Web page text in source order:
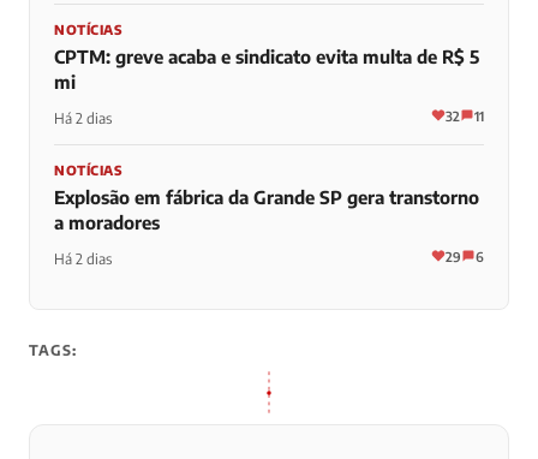
NOTÍCIAS
CPTM: greve acaba e sindicato evita multa de R$ 5
mi
Há 2 dias 32 11
NOTÍCIAS
Explosão em fábrica da Grande SP gera transtorno
a moradores
Há 2 dias 29 6
TAGS: